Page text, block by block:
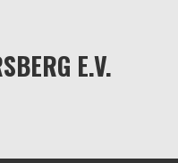
E.V.